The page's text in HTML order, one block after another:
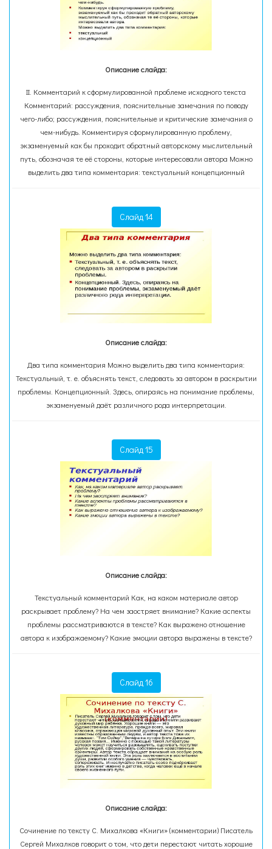
Описание слайда:
II. Комментарий к сформулированной проблеме исходного текста
Комментарий: рассуждения, пояснительные замечания по поводу
чего-либо; рассуждения, пояснительные и критические замечания о
чем-нибудь. Комментируя сформулированную проблему,
экзаменуемый как бы проходит обратный авторскому мыслительный
путь, обозначая те её стороны, которые интересовали автора Можно
выделить два типа комментария: текстуальный концепционный
Слайд 14
Описание слайда:
Два типа комментария Можно выделить два типа комментария:
Текстуальный, т. е. объяснять текст, следовать за автором в раскрытии
проблемы. Концепционный. Здесь, опираясь на понимание проблемы,
экзаменуемый даёт различного рода интерпретации.
Слайд 15
Описание слайда:
Текстуальный комментарий Как, на каком материале автор
раскрывает проблему? На чем заостряет внимание? Какие аспекты
проблемы рассматриваются в тексте? Как выражено отношение
автора к изображаемому? Какие эмоции автора выражены в тексте?
Слайд 16
Описание слайда:
Сочинение по тексту С. Михалкова «Книги» (комментарии) Писатель
Сергей Михалков говорит о том, что дети перестают читать хорошие